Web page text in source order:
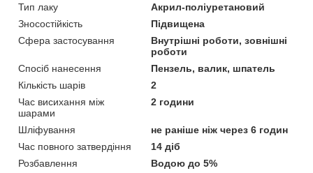
Тип лаку
Акрил-поліуретановий
Зносостійкість
Підвищена
Сфера застосування
Внутрішні роботи, зовнішні
роботи
Спосіб нанесення
Пензель, валик, шпатель
Кількість шарів
2
Час висихання між
шарами
2 години
Шліфування
не раніше ніж через 6 годин
Час повного затвердіння
14 діб
Розбавлення
Водою до 5%